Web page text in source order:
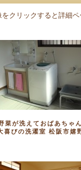
をクリックすると詳細
菜が洗えておばあちゃ
喜びの洗濯室 松阪市嬉